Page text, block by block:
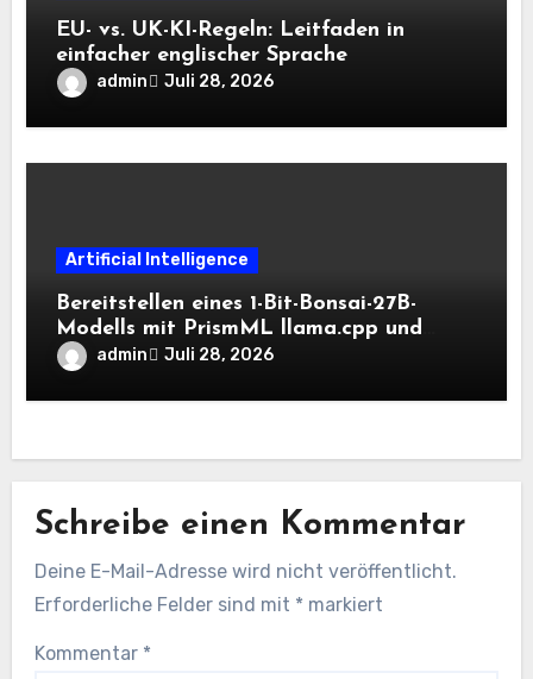
EU- vs. UK-KI-Regeln: Leitfaden in
einfacher englischer Sprache
admin Juli 28, 2026
Artificial Intelligence
Bereitstellen eines 1-Bit-Bonsai-27B-
Modells mit PrismML llama.cpp und
OpenAI-kompatiblen lokalen Inferenz-
Workflows
admin Juli 28, 2026
Schreibe einen Kommentar
Deine E-Mail-Adresse wird nicht veröffentlicht.
Erforderliche Felder sind mit * markiert
Kommentar *